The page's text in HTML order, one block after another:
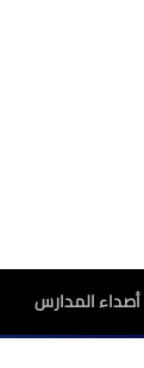
الرئيسية
أصداء المدارس